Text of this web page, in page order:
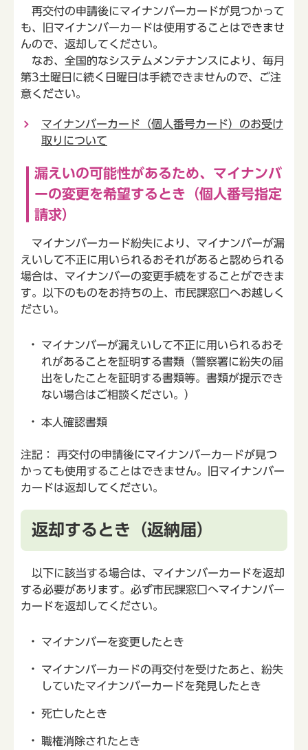
再交付の申請後にマイナンバーカードが見つかって
も、旧マイナンバーカードは使用することはできませ
んので、返却してください。
なお、全国的なシステムメンテナンスにより、毎月
第3土曜日に続く日曜日は手続できませんので、ご注
意ください。
マイナンバーカード（個人番号カード）のお受け
取りについて
漏えいの可能性があるため、マイナンバ
ーの変更を希望するとき（個人番号指定
請求）
マイナンバーカード紛失により、マイナンバーが漏
えいして不正に用いられるおそれがあると認められる
場合は、マイナンバーの変更手続をすることができま
す。以下のものをお持ちの上、市民課窓口へお越しく
ださい。
マイナンバーが漏えいして不正に用いられるおそ
れがあることを証明する書類（警察署に紛失の届
出をしたことを証明する書類等。書類が提示でき
ない場合はご相談ください。）
本人確認書類
注記： 再交付の申請後にマイナンバーカードが見つ
かっても使用することはできません。旧マイナンバー
カードは返却してください。
返却するとき（返納届）
以下に該当する場合は、マイナンバーカードを返却
する必要があります。必ず市民課窓口へマイナンバー
カードを返却してください。
マイナンバーを変更したとき
マイナンバーカードの再交付を受けたあと、紛失
していたマイナンバーカードを発見したとき
死亡したとき
職権消除されたとき